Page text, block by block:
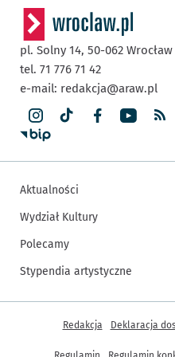
pl. Solny 14, 50-062 Wrocław
tel. 71 776 71 42
e-mail: redakcja@araw.pl
Aktualności
Wydział Kultury
Polecamy
Stypendia artystyczne
Inne informacje
Redakcja Deklaracja